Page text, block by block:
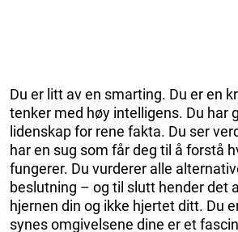
Du er litt av en smarting. Du er en
tenker med høy intelligens. Du har
lidenskap for rene fakta. Du ser
har en sug som får deg til å forstå
fungerer. Du vurderer alle
beslutning – og til slutt hender det
hjernen din og ikke hjertet ditt. Du
synes omgivelsene dine er et